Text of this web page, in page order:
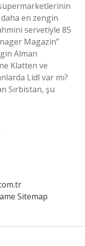
en zengin
servetiyle 85
Magazin”
Alman
Klatten ve
Lidl var mı?
Sırbistan, şu
Sitemap